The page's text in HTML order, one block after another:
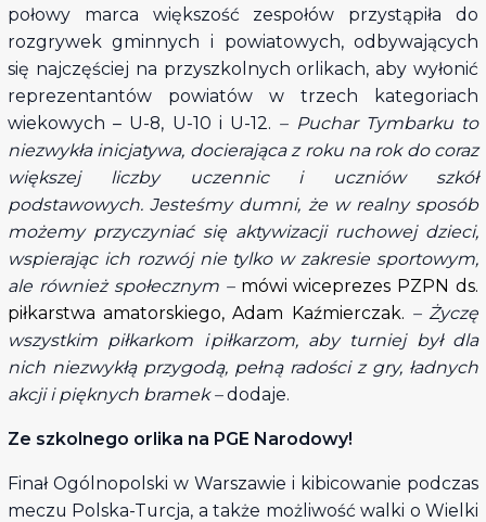
połowy marca większość zespołów przystąpiła do
rozgrywek gminnych i powiatowych, odbywających
się najczęściej na przyszkolnych orlikach, aby wyłonić
reprezentantów powiatów w trzech kategoriach
wiekowych – U-8, U-10 i U-12. – Puchar Tymbarku to
niezwykła inicjatywa, docierająca z roku na rok do coraz
większej liczby uczennic i uczniów szkół
podstawowych. Jesteśmy dumni, że w realny sposób
możemy przyczyniać się aktywizacji ruchowej dzieci,
wspierając ich rozwój nie tylko w zakresie sportowym,
ale również społecznym – mówi wiceprezes PZPN ds.
piłkarstwa amatorskiego, Adam Kaźmierczak. – Życzę
wszystkim piłkarkom i piłkarzom, aby turniej był dla
nich niezwykłą przygodą, pełną radości z gry, ładnych
akcji i pięknych bramek –dodaje.
Ze szkolnego orlika na PGE Narodowy!
Finał Ogólnopolski w Warszawie i kibicowanie podczas
meczu Polska-Turcja, a także możliwość walki o Wielki